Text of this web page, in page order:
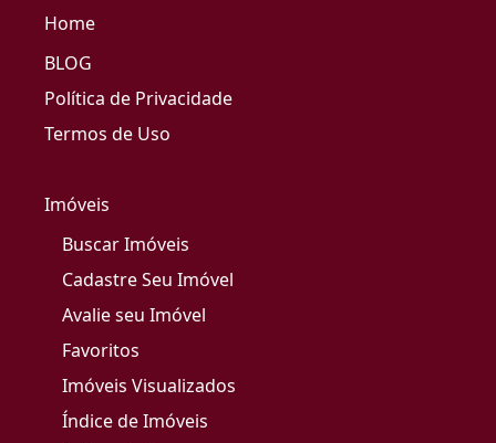
Home
BLOG
Política de Privacidade
Termos de Uso
Imóveis
Buscar Imóveis
Cadastre Seu Imóvel
Avalie seu Imóvel
Favoritos
Imóveis Visualizados
Índice de Imóveis